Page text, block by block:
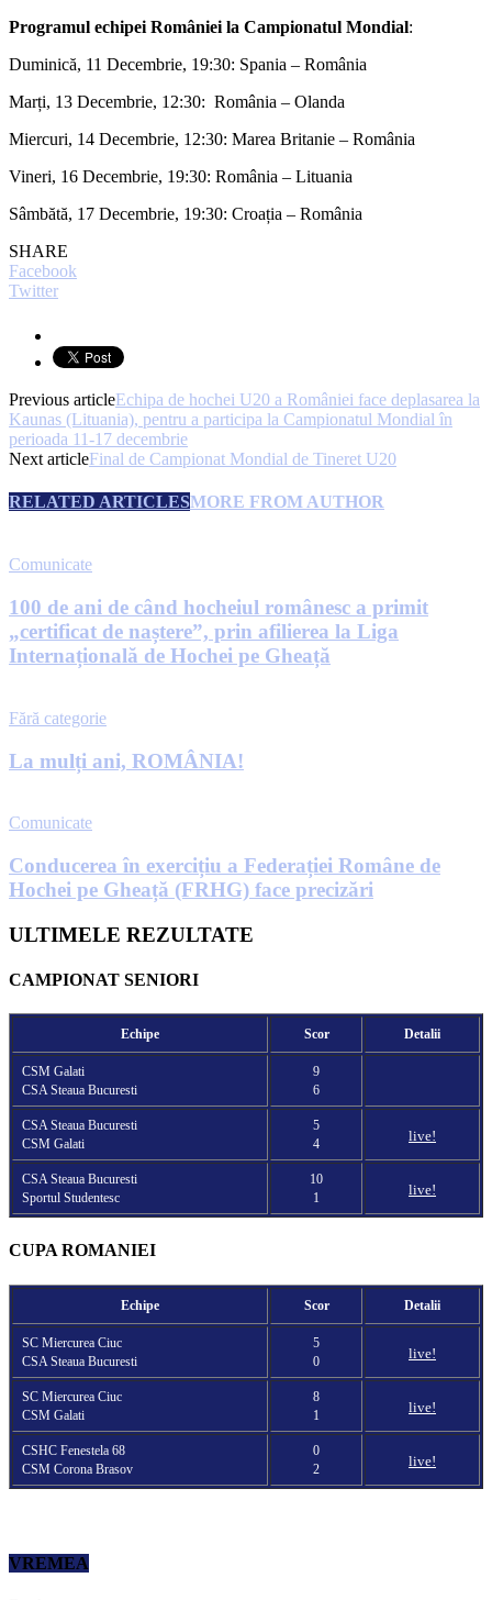
Programul echipei României la Campionatul Mondial:
Duminică, 11 Decembrie, 19:30: Spania – România
Marți, 13 Decembrie, 12:30: România – Olanda
Miercuri, 14 Decembrie, 12:30: Marea Britanie – România
Vineri, 16 Decembrie, 19:30: România – Lituania
Sâmbătă, 17 Decembrie, 19:30: Croația – România
SHARE
Facebook
Twitter
Previous articleEchipa de hochei U20 a României face deplasarea la
Kaunas (Lituania), pentru a participa la Campionatul Mondial în
perioada 11-17 decembrie
Next articleFinal de Campionat Mondial de Tineret U20
RELATED ARTICLESMORE FROM AUTHOR
Comunicate
100 de ani de când hocheiul românesc a primit
„certificat de naștere”, prin afilierea la Liga
Internațională de Hochei pe Gheață
Fără categorie
La mulți ani, ROMÂNIA!
Comunicate
Conducerea în exercițiu a Federației Române de
Hochei pe Gheață (FRHG) face precizări
ULTIMELE REZULTATE
CAMPIONAT SENIORI
Echipe Scor Detalii
CSM Galati
CSA Steaua Bucuresti
9
6
CSA Steaua Bucuresti
CSM Galati
5
4
live!
CSA Steaua Bucuresti
Sportul Studentesc
10
1
live!
CUPA ROMANIEI
Echipe Scor Detalii
SC Miercurea Ciuc
CSA Steaua Bucuresti
5
0
live!
SC Miercurea Ciuc
CSM Galati
8
1
live!
CSHC Fenestela 68
CSM Corona Brasov
0
2
live!
VREMEA